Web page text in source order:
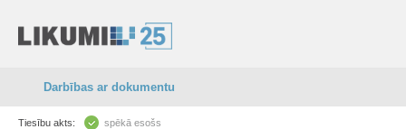
Darbības ar dokumentu
Tiesību akts: spēkā esošs